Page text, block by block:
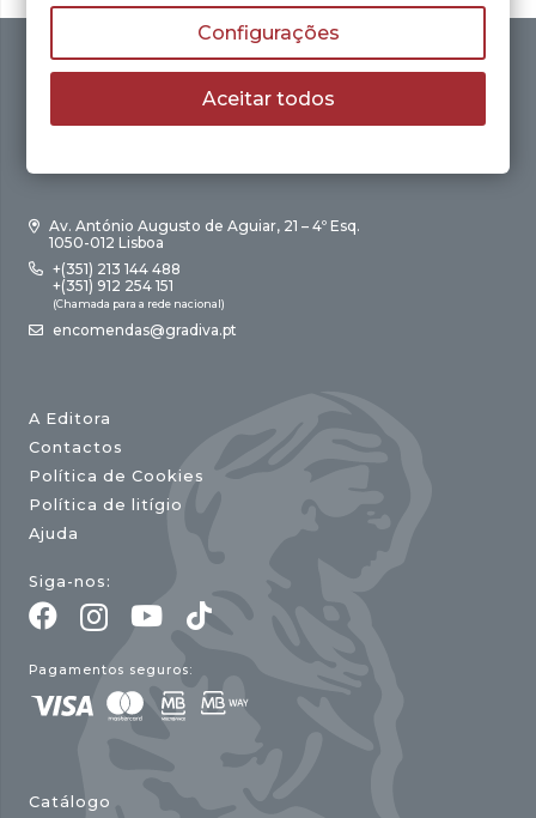
Av. António Augusto de Aguiar, 21 – 4º Esq.
1050-012 Lisboa
+(351) 213 144 488
+(351) 912 254 151
(Chamada para a rede nacional)
encomendas@gradiva.pt
A Editora
Contactos
Política de Cookies
Política de litígio
Ajuda
Siga-nos:
Pagamentos seguros:
Catálogo
Configurações
Aceitar todos